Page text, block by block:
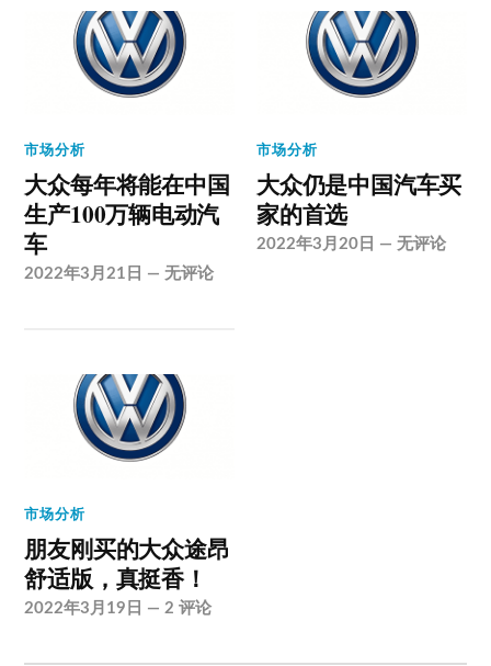
市场分析
大众每年将能在中国
生产100万辆电动汽
车
2022年3月21日 —无评论
市场分析
大众仍是中国汽车买
家的首选
2022年3月20日 —无评论
市场分析
朋友刚买的大众途昂
舒适版，真挺香！
2022年3月19日 —2 评论